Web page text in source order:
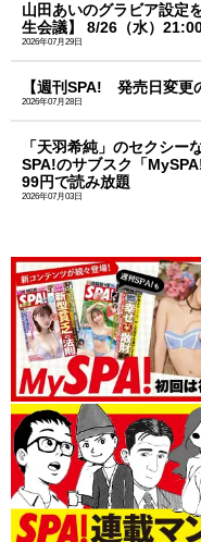
山田あいのグラビア設定
生会議】 8/26（水）
2026年07月29日
【週刊SPA! 発売日変更
2026年07月28日
「天羽希純」のセクシー
SPA!のサブスク「
99円で読み放題
2026年07月03日